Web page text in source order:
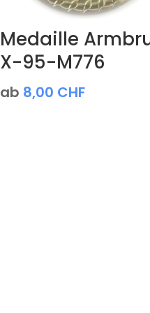
Medaille
X-95-M776
ab 8,00 CHF